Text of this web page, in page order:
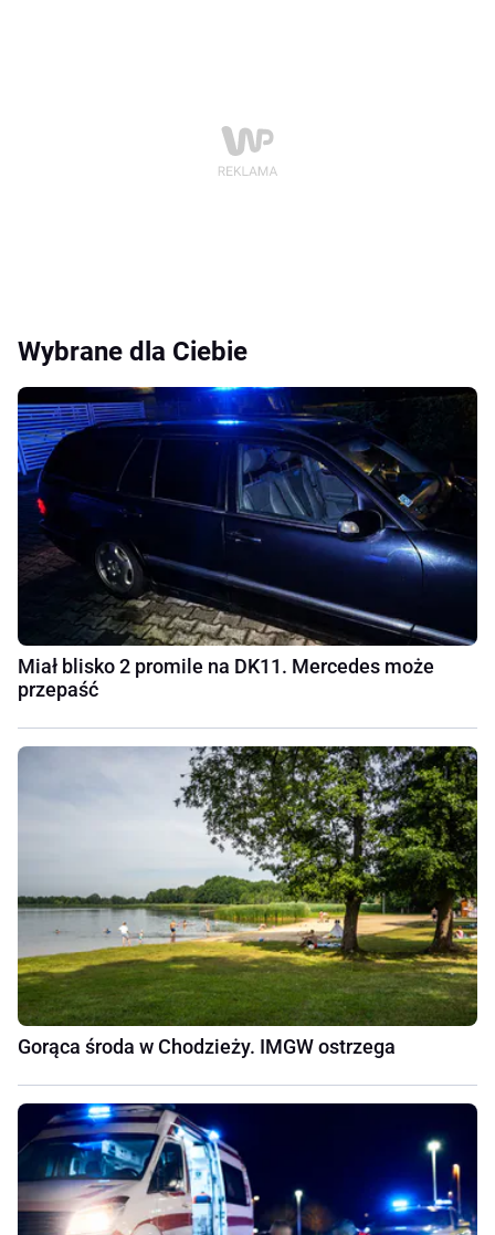
Wybrane dla Ciebie
Miał blisko 2 promile na DK11. Mercedes może
przepaść
Gorąca środa w Chodzieży. IMGW ostrzega